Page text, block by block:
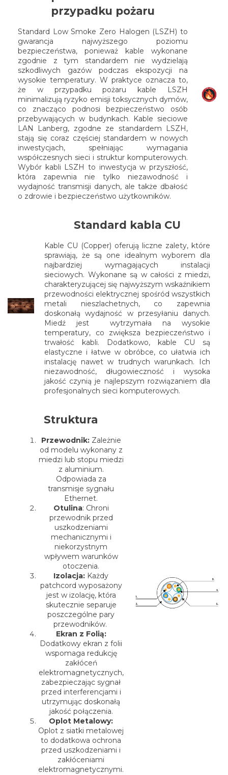
przypadku pożaru
Standard Low Smoke Zero Halogen (LSZH) to
gwarancja najwyższego poziomu
bezpieczeństwa, ponieważ kable wykonane
zgodnie z tym standardem nie wydzielają
szkodliwych gazów podczas ekspozycji na
wysokie temperatury. W praktyce oznacza to,
że w przypadku pożaru kable LSZH
minimalizują ryzyko emisji toksycznych dymów,
co znacząco podnosi bezpieczeństwo osób
przebywających w budynkach. Kable sieciowe
LAN Lanberg, zgodne ze standardem LSZH,
stają się coraz częściej standardem w nowych
inwestycjach, spełniając wymagania
współczesnych sieci i struktur komputerowych.
Wybór kabli LSZH to inwestycja w przyszłość,
która zapewnia nie tylko niezawodność i
wydajność transmisji danych, ale także dbałość
o zdrowie i bezpieczeństwo użytkowników.
Standard kabla CU
Kable CU (Copper) oferują liczne zalety, które
sprawiają, że są one idealnym wyborem dla
najbardziej wymagających instalacji
sieciowych. Wykonane są w całości z miedzi,
charakteryzującej się najwyższym wskaźnikiem
przewodności elektrycznej spośród wszystkich
metali nieszlachetnych, co zapewnia
doskonałą wydajność w przesyłaniu danych.
Miedź jest wytrzymała na wysokie
temperatury, co zwiększa bezpieczeństwo i
trwałość kabli. Dodatkowo, kable CU są
elastyczne i łatwe w obróbce, co ułatwia ich
instalację nawet w trudnych warunkach. Ich
niezawodność, długowieczność i wysoka
jakość czynią je najlepszym rozwiązaniem dla
profesjonalnych sieci komputerowych.
Struktura
Przewodnik:Zależnie
od modelu wykonany z
miedzi lub stopu miedzi
z aluminium.
Odpowiada za
transmisje sygnału
Ethernet.
Otulina: Chroni
przewodnik przed
uszkodzeniami
mechanicznymi i
niekorzystnym
wpływem warunków
otoczenia.
Izolacja: Każdy
patchcord wyposażony
jest w izolację, która
skutecznie separuje
poszczególne pary
przewodników.
Ekran z Folią:
Dodatkowy ekran z folii
wspomaga redukcję
zakłóceń
elektromagnetycznych,
zabezpieczając sygnał
przed interferencjami i
utrzymując doskonałą
jakość połączenia.
Oplot Metalowy:
Oplot z siatki metalowej
to dodatkowa ochrona
przed uszkodzeniami i
zakłóceniami
elektromagnetycznymi.